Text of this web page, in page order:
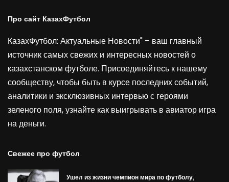
Про сайт КазахФутбол
КазахФутбол: Актуальные Новости" – ваш главный
источник самых свежих и интересных новостей о
казахстанском футболе. Присоединяйтесь к нашему
сообществу, чтобы быть в курсе последних событий,
аналитики и эксклюзивных интервью с героями
зеленого поля, узнайте как выигрывать в авиатор игра
на деньги.
Свежее про футбол
Ушел из жизни чемпион мира по футболу,